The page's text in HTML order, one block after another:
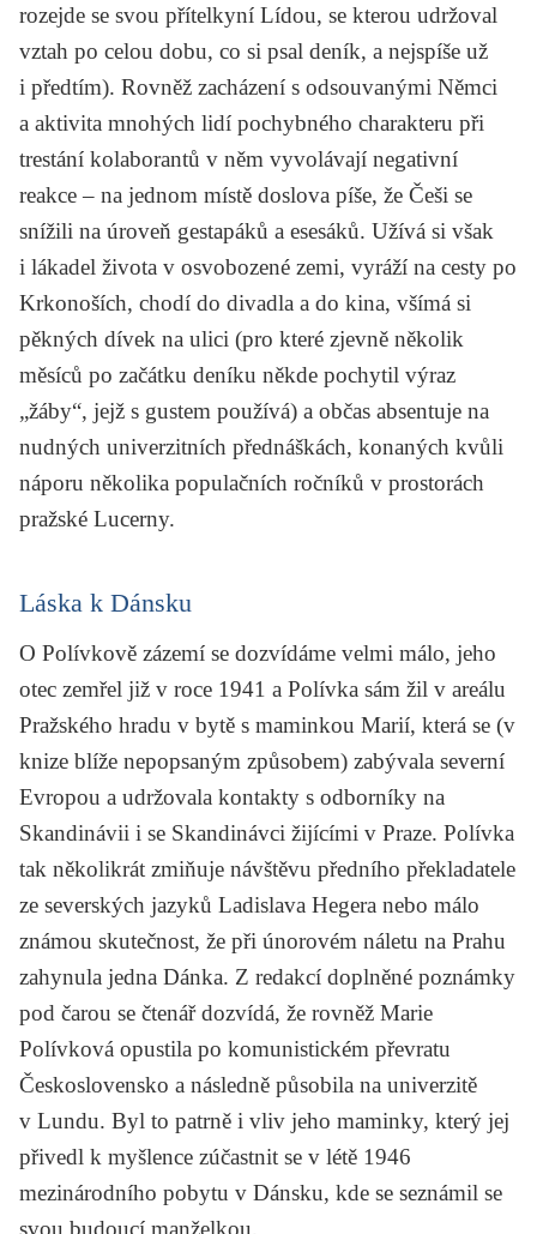
rozejde se svou přítelkyní Lídou, se kterou udržoval
vztah po celou dobu, co si psal deník, a nejspíše už
i předtím). Rovněž zacházení s odsouvanými Němci
a aktivita mnohých lidí pochybného charakteru při
trestání kolaborantů v něm vyvolávají negativní
reakce – na jednom místě doslova píše, že Češi se
snížili na úroveň gestapáků a esesáků. Užívá si však
i lákadel života v osvobozené zemi, vyráží na cesty po
Krkonoších, chodí do divadla a do kina, všímá si
pěkných dívek na ulici (pro které zjevně několik
měsíců po začátku deníku někde pochytil výraz
„žáby“, jejž s gustem používá) a občas absentuje na
nudných univerzitních přednáškách, konaných kvůli
náporu několika populačních ročníků v prostorách
pražské Lucerny.
Láska k Dánsku
O Polívkově zázemí se dozvídáme velmi málo, jeho
otec zemřel již v roce 1941 a Polívka sám žil v areálu
Pražského hradu v bytě s maminkou Marií, která se (v
knize blíže nepopsaným způsobem) zabývala severní
Evropou a udržovala kontakty s odborníky na
Skandinávii i se Skandinávci žijícími v Praze. Polívka
tak několikrát zmiňuje návštěvu předního překladatele
ze severských jazyků Ladislava Hegera nebo málo
známou skutečnost, že při únorovém náletu na Prahu
zahynula jedna Dánka. Z redakcí doplněné poznámky
pod čarou se čtenář dozvídá, že rovněž Marie
Polívková opustila po komunistickém převratu
Československo a následně působila na univerzitě
v Lundu. Byl to patrně i vliv jeho maminky, který jej
přivedl k myšlence zúčastnit se v létě 1946
mezinárodního pobytu v Dánsku, kde se seznámil se
svou budoucí manželkou.